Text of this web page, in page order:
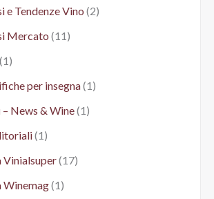
e Tendenze Vino (2)
Mercato (11)
per insegna(1)
– News & Wine(1)
(1)
Vinialsuper(17)
Winemag(1)